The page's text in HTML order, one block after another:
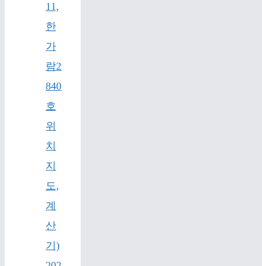
11,
한
가
람2
840
호
위
치
지
도,
계
산
기)